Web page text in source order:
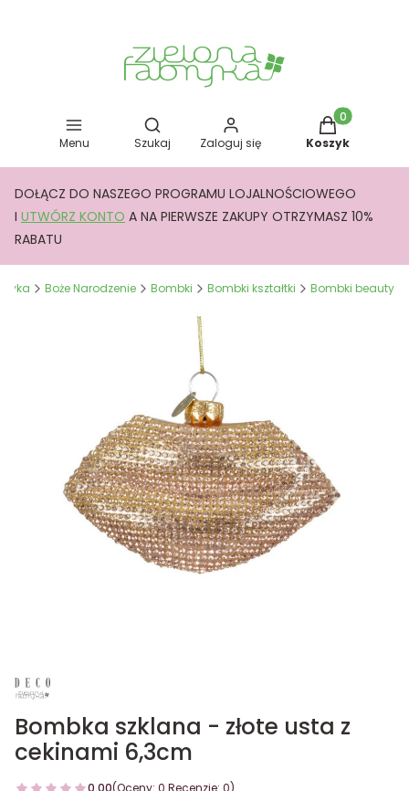
Menu
Otwórz wyszukiwarkę
Szukaj Zaloguj się
Produkty w
Koszyk
DOŁĄCZ DO NASZEGO PROGRAMU LOJALNOŚCIOWEGO
I UTWÓRZ KONTO A NA PIERWSZE ZAKUPY OTRZYMASZ 10%
RABATU
Boże Narodzenie Bombki Bombki kształtki Bombki beauty
Bombka szklana - złote usta z
cekinami 6,3cm
0.00(Oceny: 0 Recenzje: 0)